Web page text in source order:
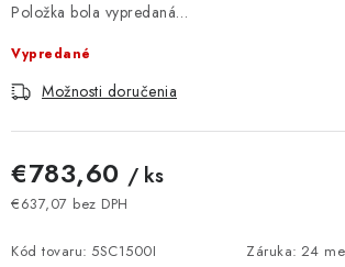
Obchodné podmienky
Moja objednávka
Odstúpenie od zmluvy
Formuláre na stiahnutie
Položka bola vypredaná…
Vypredané
Možnosti doručenia
€783,60 / ks
€637,07 bez DPH
Kód tovaru: 5SC1500I Záruka: 24